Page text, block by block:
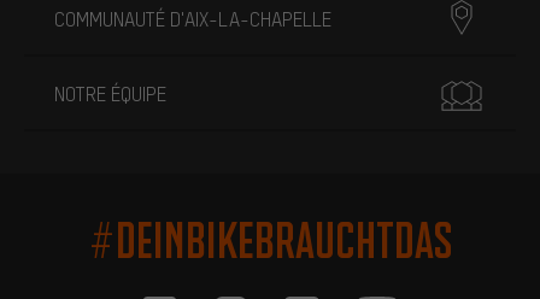
COMMUNAUTÉ D'AIX-LA-CHAPELLE
NOTRE ÉQUIPE
#DEINBIKEBRAUCHTDAS